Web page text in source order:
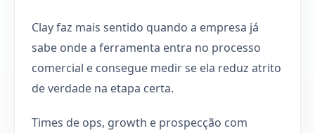
Clay faz mais sentido quando a empresa já
sabe onde a ferramenta entra no processo
comercial e consegue medir se ela reduz atrito
de verdade na etapa certa.
Times de ops, growth e prospecção com